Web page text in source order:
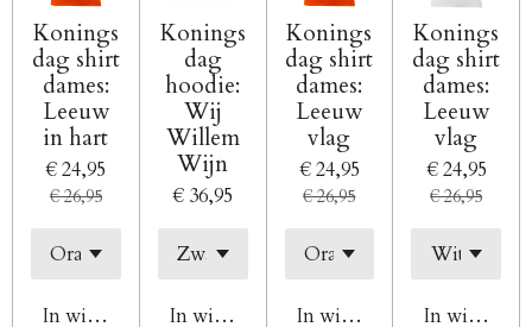
Konings
dag shirt
dames:
Leeuw
in hart
€ 24,95
€ 26,95
In winkelwagen
Konings
dag
hoodie:
Wij
Willem
Wijn
€ 36,95
In winkelwagen
Konings
dag shirt
dames:
Leeuw
vlag
€ 24,95
€ 26,95
In winkelwagen
Konings
dag shirt
dames:
Leeuw
vlag
€ 24,95
€ 26,95
In